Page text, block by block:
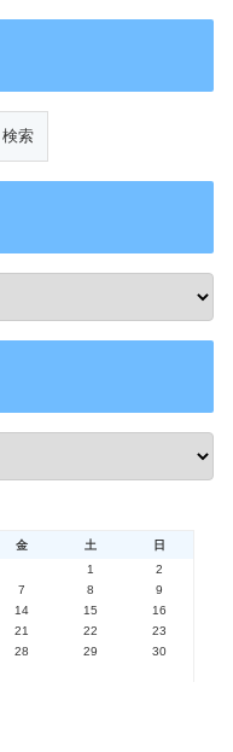
金 土
日
1
2
7 8
9
14 15
16
21 22
23
28 29
30